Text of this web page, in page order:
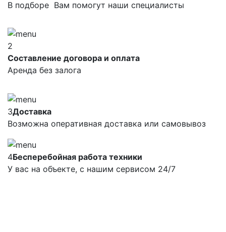
В подборе Вам помогут наши специалисты
2
Составление договора и оплата
Аренда без залога
3Доставка
Возможна оперативная доставка или самовывоз
4Бесперебойная работа техники
У вас на объекте, с нашим сервисом 24/7